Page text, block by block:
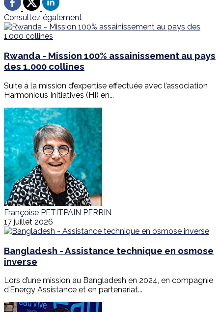
Consultez également
Rwanda - Mission 100% assainissement au pays
des 1.000 collines
Suite à la mission d’expertise effectuée avec l’association
Harmonious Initiatives (HI) en...
Françoise PETITPAIN PERRIN
17 juillet 2026
Bangladesh - Assistance technique en osmose
inverse
Lors d’une mission au Bangladesh en 2024, en compagnie
d’Energy Assistance et en partenariat...